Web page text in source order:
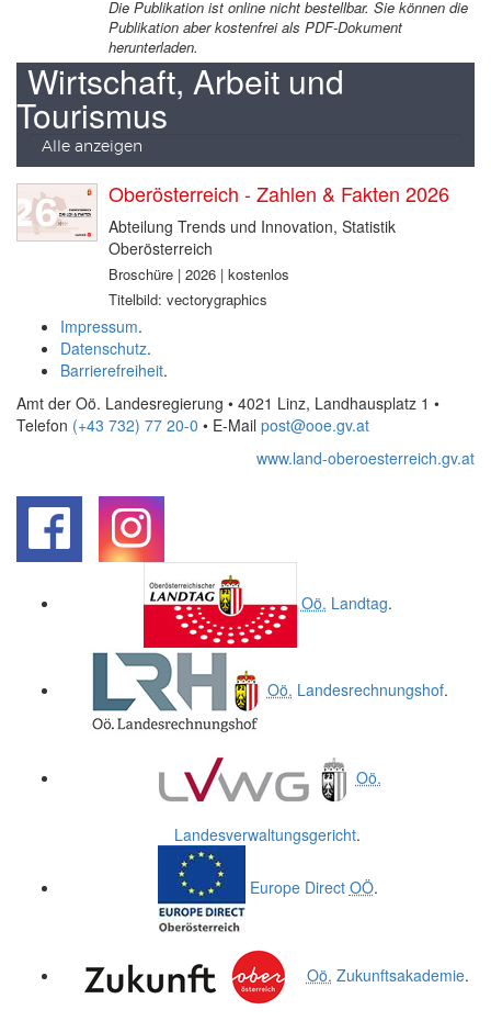
Die Publikation ist online nicht bestellbar. Sie können die
Publikation aber kostenfrei als PDF-Dokument
herunterladen.
Wirtschaft, Arbeit und
Tourismus
Alle anzeigen
Oberösterreich - Zahlen & Fakten 2026
Abteilung Trends und Innovation, Statistik
Oberösterreich
Broschüre | 2026 | kostenlos
Titelbild: vectorygraphics
Impressum.
Datenschutz.
Barrierefreiheit.
Amt der Oö. Landesregierung • 4021 Linz, Landhausplatz 1 •
Telefon (+43 732) 77 20-0 • E-Mail post@ooe.gv.at
www.land-oberoesterreich.gv.at
Oö. Landtag.
Oö. Landesrechnungshof.
Oö.
Landesverwaltungsgericht.
Europe Direct OÖ.
Oö. Zukunftsakademie.